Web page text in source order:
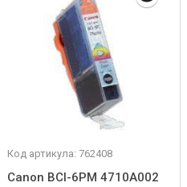
Код артикула: 762408
Canon BCI-6РМ 4710A002